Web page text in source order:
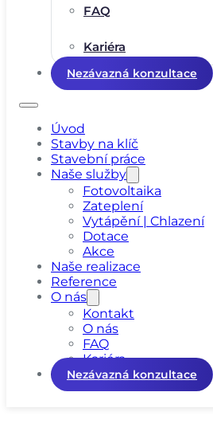
FAQ
Kariéra
Nezávazná konzultace
Úvod
Stavby na klíč
Stavební práce
Naše služby
Fotovoltaika
Zateplení
Vytápění | Chlazení
Dotace
Akce
Naše realizace
Reference
O nás
Kontakt
O nás
FAQ
Kariéra
Nezávazná konzultace